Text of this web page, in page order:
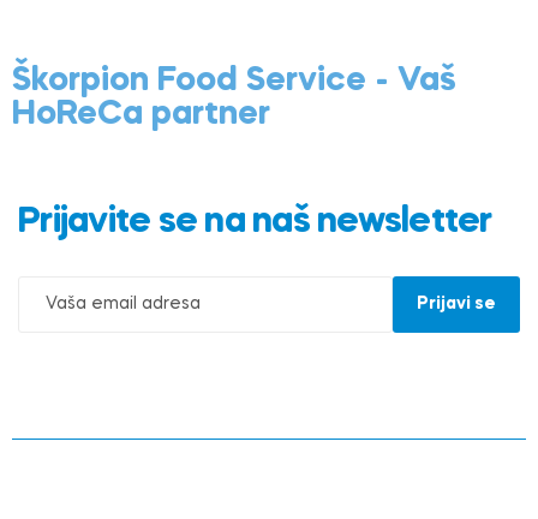
Škorpion Food Service - Vaš
HoReCa partner
Prijavite se na naš newsletter